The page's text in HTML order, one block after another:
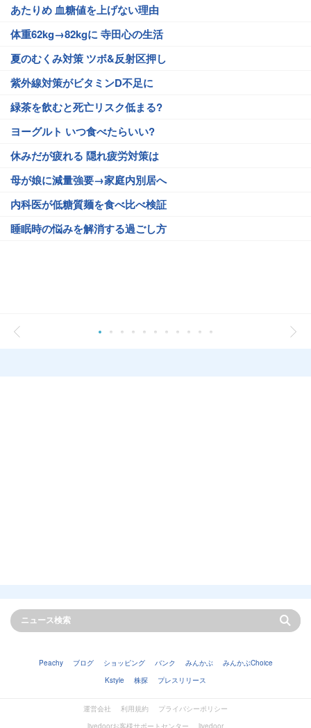
あたりめ 血糖値を上げない理由
体重62kg→82kgに 寺田心の生活
夏のむくみ対策 ツボ&反射区押し
紫外線対策がビタミンD不足に
緑茶を飲むと死亡リスク低まる?
ヨーグルト いつ食べたらいい?
休みだが疲れる 隠れ疲労対策は
母が娘に減量強要→家庭内別居へ
内科医が低糖質麺を食べ比べ検証
睡眠時の悩みを解消する過ごし方
Peachy ブログ ショッピング バンク みんかぶ
みんかぶChoice
Kstyle
株探 プレスリリース
運営会社 利用規約
プライバシーポリシー
livedoorお客様サポートセンター
livedoor